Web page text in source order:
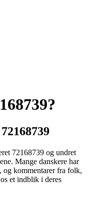
72168739 og undret
Mange danskere har
og kommentarer fra folk,
et indblik i deres